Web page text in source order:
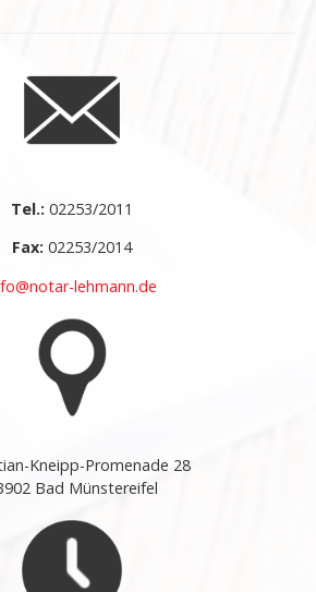
Tel.: 02253/2011
Fax: 02253/2014
lehmann.de
Kneipp-Promenade 28
Bad Münstereifel